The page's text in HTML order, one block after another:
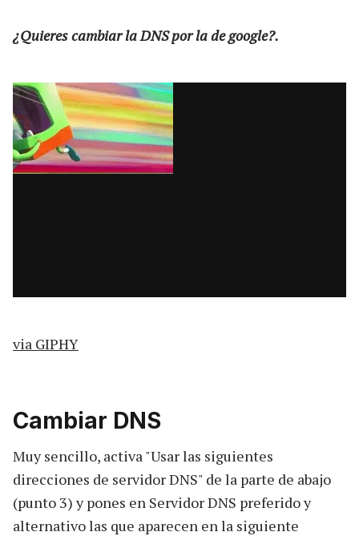
¿Quieres cambiar la DNS por la de google?.
via GIPHY
Cambiar DNS
Muy sencillo, activa "Usar las siguientes
direcciones de servidor DNS" de la parte de abajo
(punto 3) y pones en Servidor DNS preferido y
alternativo las que aparecen en la siguiente